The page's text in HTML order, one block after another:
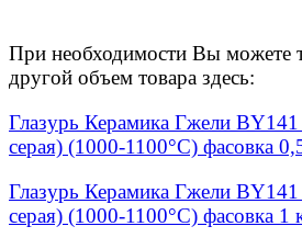
При необходимости Вы можете
другой объем товара здесь:
Глазурь Керамика Гжели
серая) (1000-1100°С) фасовка
Глазурь Керамика Гжели
серая) (1000-1100°С) фасовка 1